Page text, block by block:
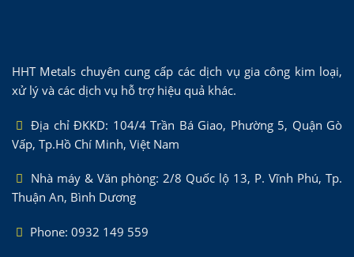
HHT Metals chuyên cung cấp các dịch vụ gia công kim loại,
xử lý và các dịch vụ hỗ trợ hiệu quả khác.
Địa chỉ ĐKKD: 104/4 Trần Bá Giao, Phường 5, Quận Gò
Vấp, Tp.Hồ Chí Minh, Việt Nam
Nhà máy & Văn phòng: 2/8 Quốc lộ 13, P. Vĩnh Phú, Tp.
Thuận An, Bình Dương
Phone: 0932 149 559